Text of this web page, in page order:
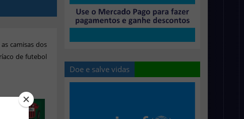
camisas dos
de futebol
Doe e salve vidas